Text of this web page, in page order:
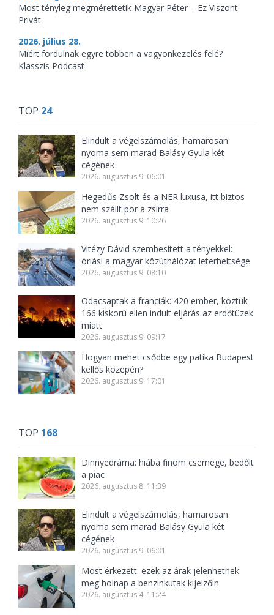
Most tényleg megmérettetik Magyar Péter – Ez Viszont
Privát
2026. július 28.
Miért fordulnak egyre többen a vagyonkezelés felé?
Klasszis Podcast
TOP 24
Elindult a végelszámolás, hamarosan
nyoma sem marad Balásy Gyula két
cégének
2026. augusztus 9. 06:01
Hegedűs Zsolt és a NER luxusa, itt biztos
nem szállt por a zsírra
2026. augusztus 9. 10:26
Vitézy Dávid szembesített a tényekkel:
óriási a magyar közúthálózat leterheltsége
2026. augusztus 9. 08:10
Odacsaptak a franciák: 420 ember, köztük
166 kiskorú ellen indult eljárás az erdőtüzek
miatt
2026. augusztus 9. 09:17
Hogyan mehet csődbe egy patika Budapest
kellős közepén?
2026. augusztus 9. 17:01
TOP 168
Dinnyedráma: hiába finom csemege, bedőlt
a piac
2026. augusztus 8. 11:39
Elindult a végelszámolás, hamarosan
nyoma sem marad Balásy Gyula két
cégének
2026. augusztus 9. 06:01
Most érkezett: ezek az árak jelenhetnek
meg holnap a benzinkutak kijelzőin
2026. augusztus 4. 11:24